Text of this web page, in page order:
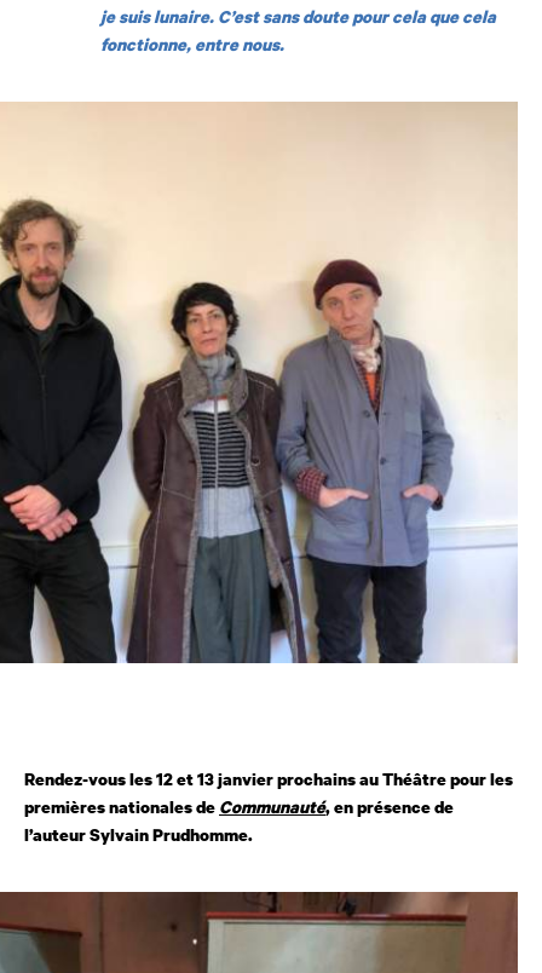
je suis lunaire. C’est sans doute pour cela que cela
fonctionne, entre nous.
Rendez-vous les 12 et 13 janvier prochains au Théâtre pour les
premières nationales de Communauté, en présence de
l’auteur Sylvain Prudhomme.